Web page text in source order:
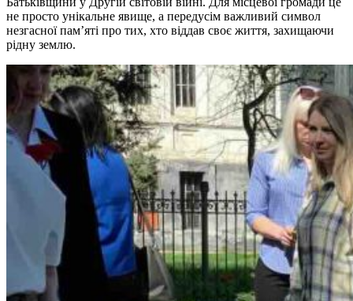
не просто унікальне явище, а передусім важливий символ
незгасної пам’яті про тих, хто віддав своє життя, захищаючи
рідну землю.